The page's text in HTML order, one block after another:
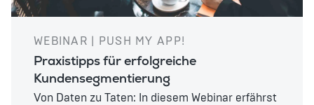
WEBINAR | PUSH MY APP!
Praxistipps für erfolgreiche
Kundensegmentierung
Von Daten zu Taten: In diesem Webinar erfährst